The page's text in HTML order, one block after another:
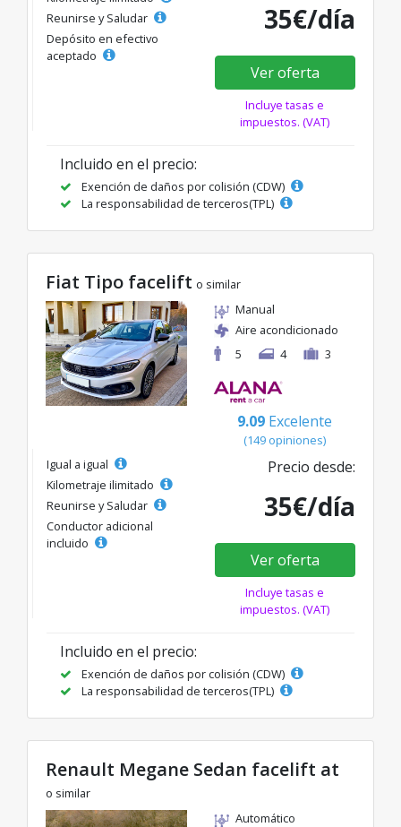
Reunirse y Saludar
Depósito en efectivo
aceptado
35€/día
Ver oferta
Incluye tasas e
impuestos. (VAT)
Incluido en el precio:
Exención de daños por colisión (CDW)
La responsabilidad de terceros(TPL)
Fiat Tipo facelift o similar
Manual
Aire acondicionado
5
4 3
9.09 Excelente
(149 opiniones)
Igual a igual
Kilometraje ilimitado
Reunirse y Saludar
Conductor adicional
incluido
Precio desde:
35€/día
Ver oferta
Incluye tasas e
impuestos. (VAT)
Incluido en el precio:
Exención de daños por colisión (CDW)
La responsabilidad de terceros(TPL)
Renault Megane Sedan facelift at
o similar
Automático